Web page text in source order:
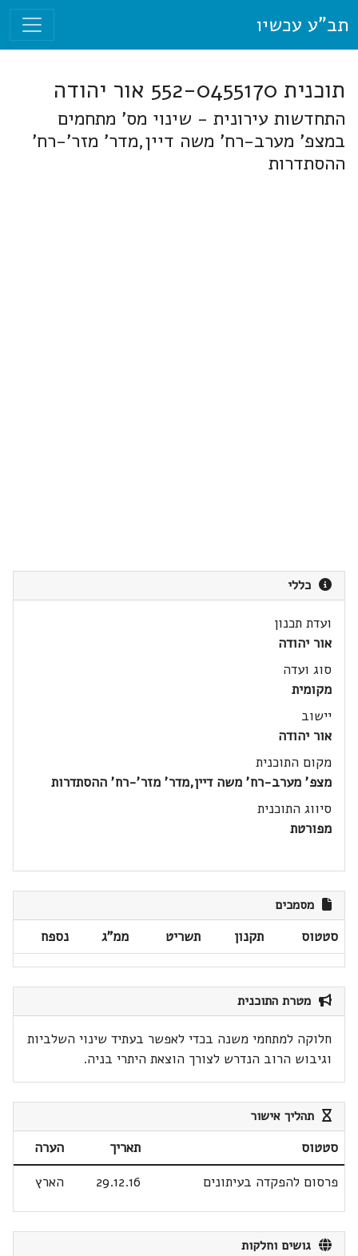
תב"ע עכשיו
תוכנית 552-0455170 אור יהודה
התחדשות עירונית - שינוי מס' מתחמים
במצפ' מערב-רח' משה דיין,מדר' מזר'-רח'
ההסתדרות
כללי
ועדת תכנון
אור יהודה
סוג ועדה
מקומית
יישוב
אור יהודה
מקום התוכנית
מצפ' מערב-רח' משה דיין,מדר' מזר'-רח' ההסתדרות
סיווג התוכנית
מפורטת
מסמכים
סטטוס תקנון תשריט ממ"ג נספח
מטרת התוכנית
חלוקה למתחמי משנה בכדי לאפשר בעתיד שינוי השלביות
וגיבוש הרוב הנדרש לצורך הוצאת היתרי בניה.
תהליך אישור
סטטוס תאריך
הערה
פרסום להפקדה בעיתונים
29.12.16 הארץ
גושים וחלקות